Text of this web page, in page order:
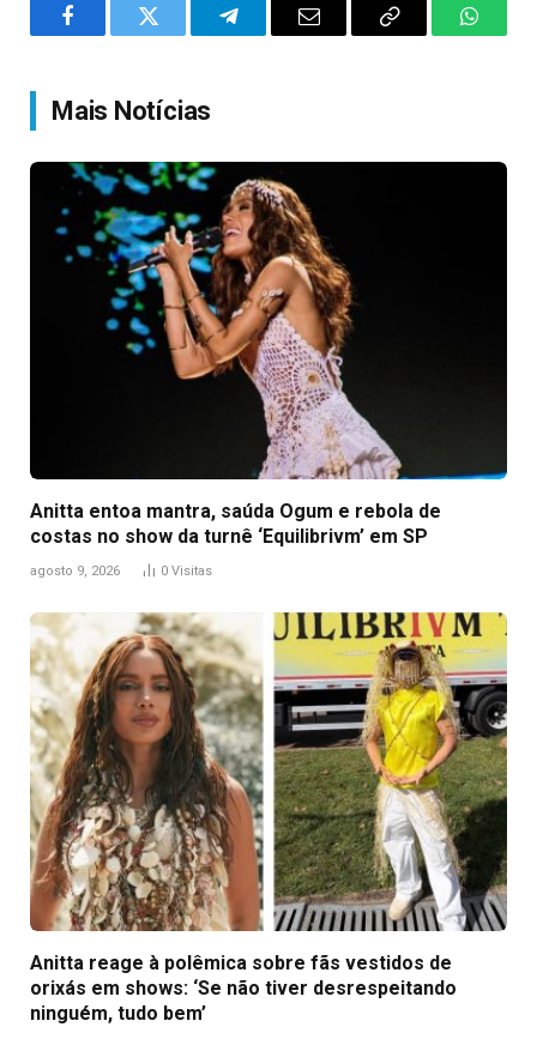
FacebookTwitter TelegramEmail
Copy
Mais Notícias
Anitta entoa mantra, saúda Ogum e rebola de
costas no show da turnê ‘Equilibrivm’ em SP
agosto 9, 2026 0 Visitas
Anitta reage à polêmica sobre fãs vestidos de
orixás em shows: ‘Se não tiver desrespeitando
ninguém, tudo bem’